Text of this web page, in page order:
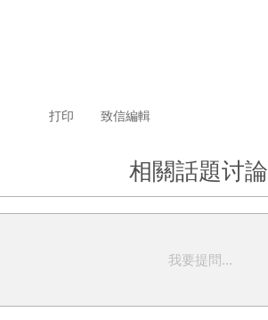
致信編輯
打印
相關話題讨論
我要提問...